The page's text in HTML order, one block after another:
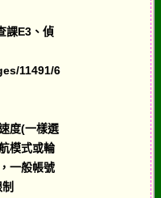
課E3、偵
11491/6
度(一樣選
模式或輪
一般帳號